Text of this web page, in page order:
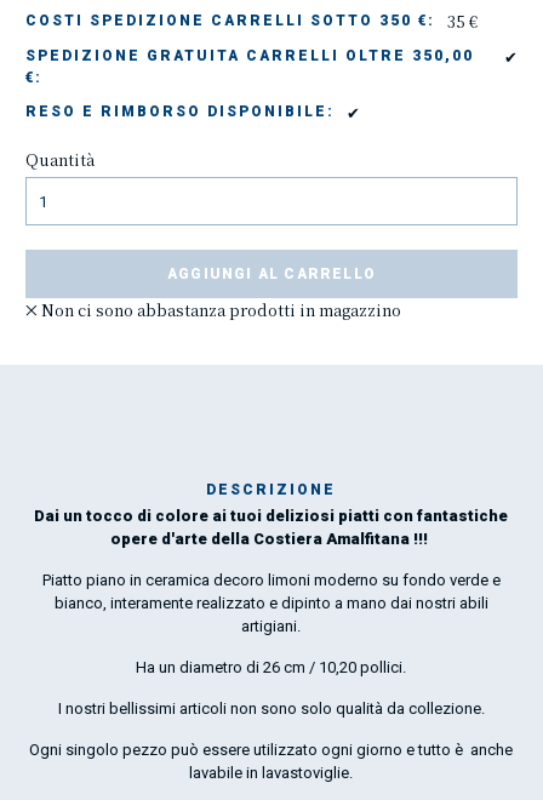
COSTI SPEDIZIONE CARRELLI SOTTO 350 €: 35 €
SPEDIZIONE GRATUITA CARRELLI OLTRE 350,00
€:
✔
RESO E RIMBORSO DISPONIBILE: ✔
Quantità
AGGIUNGI AL CARRELLO
Non ci sono abbastanza prodotti in magazzino
DESCRIZIONE
Dai un tocco di colore ai tuoi deliziosi piatti con fantastiche
opere d'arte della Costiera Amalfitana !!!
Piatto piano in ceramica decoro limoni moderno su fondo verde e
bianco, interamente realizzato e dipinto a mano dai nostri abili
artigiani.
Ha un diametro di 26 cm / 10,20 pollici.
I nostri bellissimi articoli non sono solo qualità da collezione.
Ogni singolo pezzo può essere utilizzato ogni giorno e tutto è anche
lavabile in lavastoviglie.